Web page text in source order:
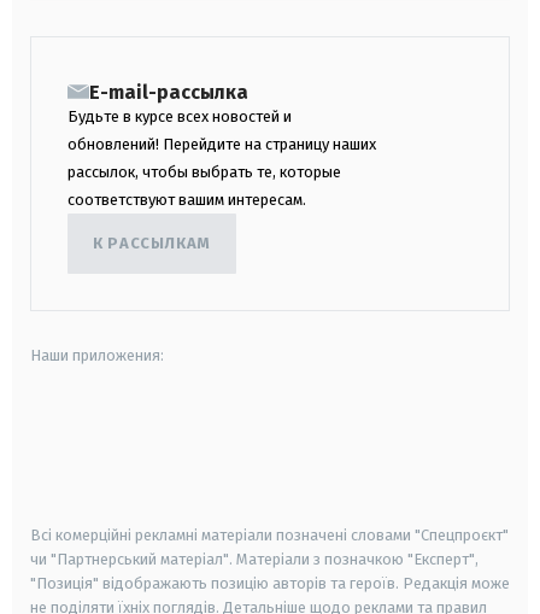
E-mail-рассылка
Будьте в курсе всех новостей и
обновлений! Перейдите на страницу наших
рассылок, чтобы выбрать те, которые
соответствуют вашим интересам.
К РАССЫЛКАМ
Наши приложения:
Всі комерційні рекламні матеріали позначені словами "Спецпроєкт"
чи "Партнерський матеріал". Матеріали з позначкою "Експерт",
"Позиція" відображають позицію авторів та героїв. Редакція може
не поділяти їхніх поглядів. Детальніше щодо реклами та правил